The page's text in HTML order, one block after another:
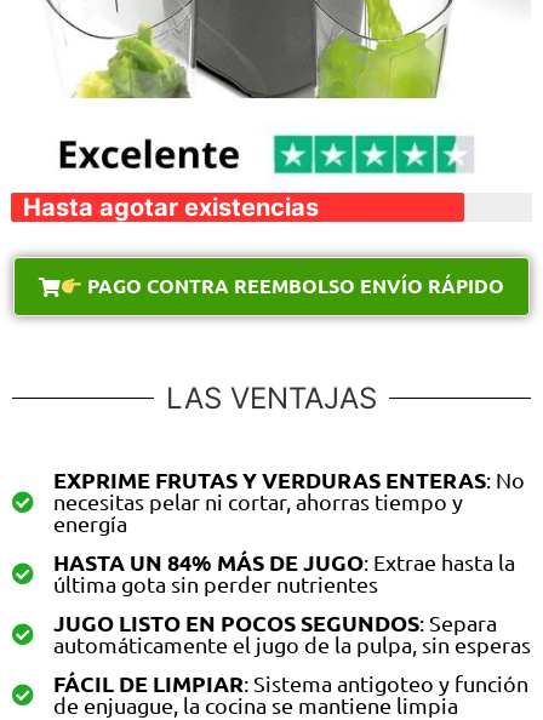
Hasta agotar existencias
PAGO CONTRA REEMBOLSO ENVÍO RÁPIDO
LAS VENTAJAS
EXPRIME FRUTAS Y VERDURAS ENTERAS: No
necesitas pelar ni cortar, ahorras tiempo y
energía
HASTA UN 84% MÁS DE JUGO: Extrae hasta la
última gota sin perder nutrientes
JUGO LISTO EN POCOS SEGUNDOS: Separa
automáticamente el jugo de la pulpa, sin esperas
FÁCIL DE LIMPIAR: Sistema antigoteo y función
de enjuague, la cocina se mantiene limpia